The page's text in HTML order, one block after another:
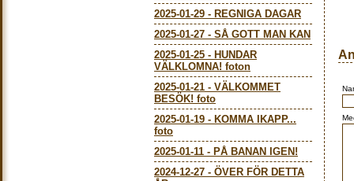
2025-01-29 - REGNIGA DAGAR
2025-01-27 - SÅ GOTT MAN KAN
2025-01-25 - HUNDAR
VÄLKLOMNA! foton
2025-01-21 - VÄLKOMMET
BESÖK! foto
2025-01-19 - KOMMA IKAPP...
foto
2025-01-11 - PÅ BANAN IGEN!
2024-12-27 - ÖVER FÖR DETTA